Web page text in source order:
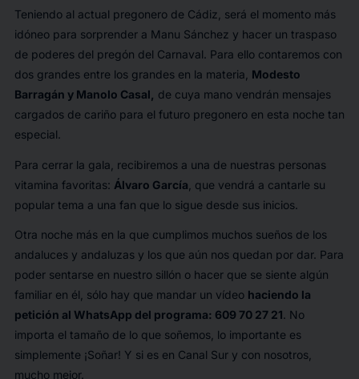
Teniendo al actual pregonero de Cádiz, será el momento más
idóneo para sorprender a Manu Sánchez y hacer un traspaso
de poderes del pregón del Carnaval. Para ello contaremos con
dos grandes entre los grandes en la materia, Modesto
Barragán y Manolo Casal,
de cuya mano vendrán mensajes
cargados de cariño para el futuro pregonero en esta noche tan
especial.
Para cerrar la gala, recibiremos a una de nuestras personas
vitamina favoritas: Álvaro García , que vendrá a cantarle su
popular tema a una fan que lo sigue desde sus inicios.
Otra noche más en la que cumplimos muchos sueños de los
andaluces y andaluzas y los que aún nos quedan por dar. Para
poder sentarse en nuestro sillón o hacer que se siente algún
familiar en él, sólo hay que mandar un vídeo haciendo la
petición al WhatsApp del programa: 609 70 27 21. No
importa el tamaño de lo que soñemos, lo importante es
simplemente ¡Soñar! Y si es en Canal Sur y con nosotros,
mucho mejor.